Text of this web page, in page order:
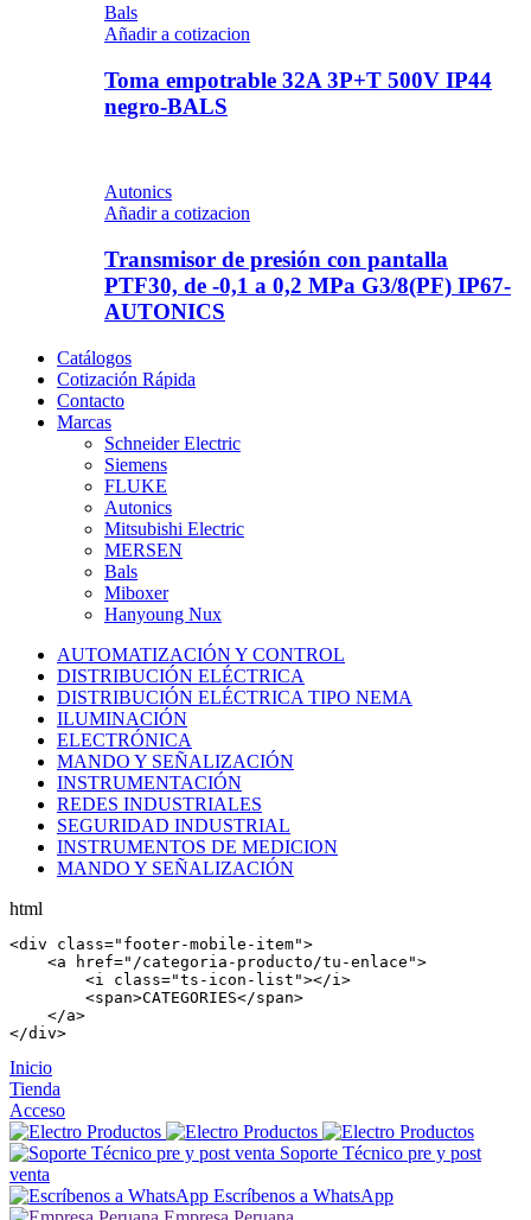
Bals
Añadir a cotizacion
Toma empotrable 32A 3P+T 500V IP44
negro-BALS
Autonics
Añadir a cotizacion
Transmisor de presión con pantalla
PTF30, de -0,1 a 0,2 MPa G3/8(PF) IP67-
AUTONICS
Catálogos
Cotización Rápida
Contacto
Marcas
Schneider Electric
Siemens
FLUKE
Autonics
Mitsubishi Electric
MERSEN
Bals
Miboxer
Hanyoung Nux
AUTOMATIZACIÓN Y CONTROL
DISTRIBUCIÓN ELÉCTRICA
DISTRIBUCIÓN ELÉCTRICA TIPO NEMA
ILUMINACIÓN
ELECTRÓNICA
MANDO Y SEÑALIZACIÓN
INSTRUMENTACIÓN
REDES INDUSTRIALES
SEGURIDAD INDUSTRIAL
INSTRUMENTOS DE MEDICION
MANDO Y SEÑALIZACIÓN
html
<div class="footer-mobile-item">
    <
a href="/categoria-producto/tu-enlace">
        <
i class="ts-icon-list"></i >
        <
span>CATEGORIES</span>
    </
a>
</div>
Inicio
Tienda
Acceso
Soporte Técnico pre y post
venta
Escríbenos a WhatsApp